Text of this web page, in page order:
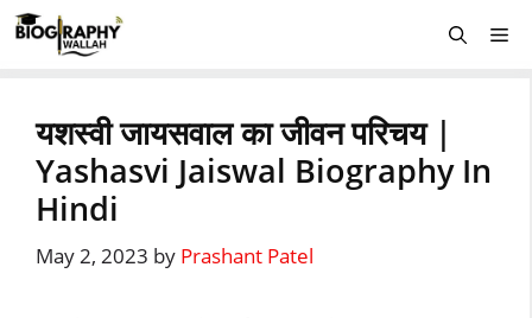
Skip
to
यशस्वी जायसवाल का जीवन परिचय |
Yashasvi Jaiswal Biography In
Hindi
May 2, 2023 by Prashant Patel